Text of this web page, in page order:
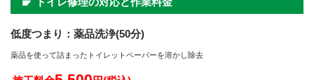
低度つまり：薬品洗浄(50分)
薬品を使って詰まったトイレットペーパーを溶かし除去